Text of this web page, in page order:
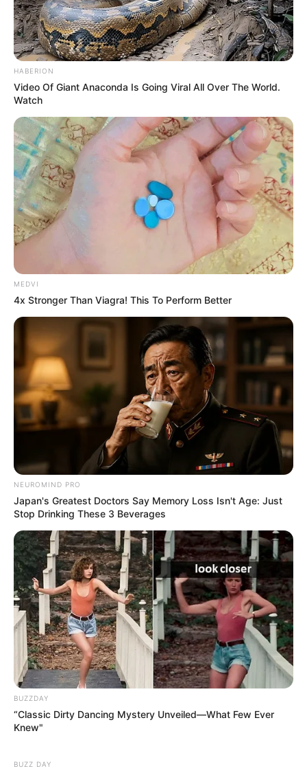
HABERION
Video Of Giant Anaconda Is Going Viral All Over The World.
Watch
MEDVI
4x Stronger Than Viagra! This To Perform Better
NEUROMIND PRO
Japan's Greatest Doctors Say Memory Loss Isn't Age: Just
Stop Drinking These 3 Beverages
BUZZDAY
“Classic Dirty Dancing Mystery Unveiled—What Few Ever
Knew"
BUZZ DAY